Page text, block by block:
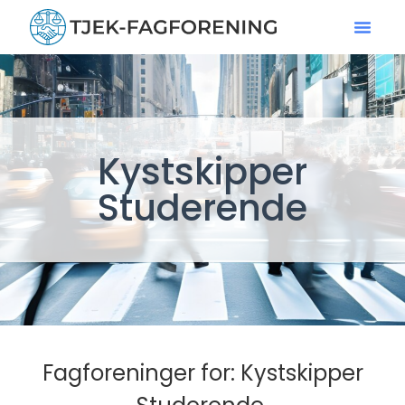
Kystskipper
Studerende
Fagforeninger for: Kystskipper